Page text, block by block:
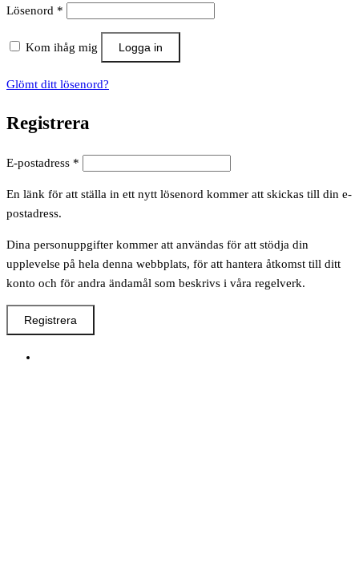
Lösenord *
Kom ihåg mig Logga in
Glömt ditt lösenord?
Registrera
E-postadress *
En länk för att ställa in ett nytt lösenord kommer att skickas till din e-
postadress.
Dina personuppgifter kommer att användas för att stödja din
upplevelse på hela denna webbplats, för att hantera åtkomst till ditt
konto och för andra ändamål som beskrivs i våra regelverk.
Registrera